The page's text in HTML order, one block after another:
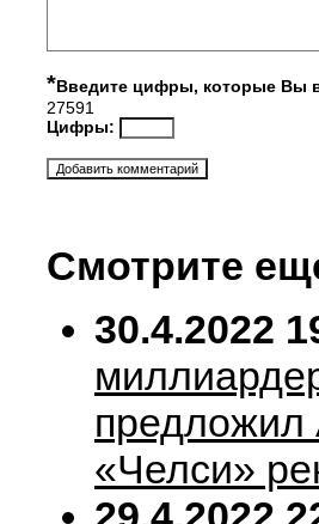
*Введите цифры, которые Вы
27591
Цифры:
Смотрите
30.4.2022
предложил
«Челси»